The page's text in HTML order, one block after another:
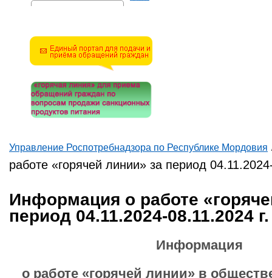
Вы здесь
Управление Роспотребнадзора по Республике Мордовия
работе «горячей линии» за период
Информация о работе
период 04.11.2024-08.11.2024 г.
Информация
о работе «горячей линии» в